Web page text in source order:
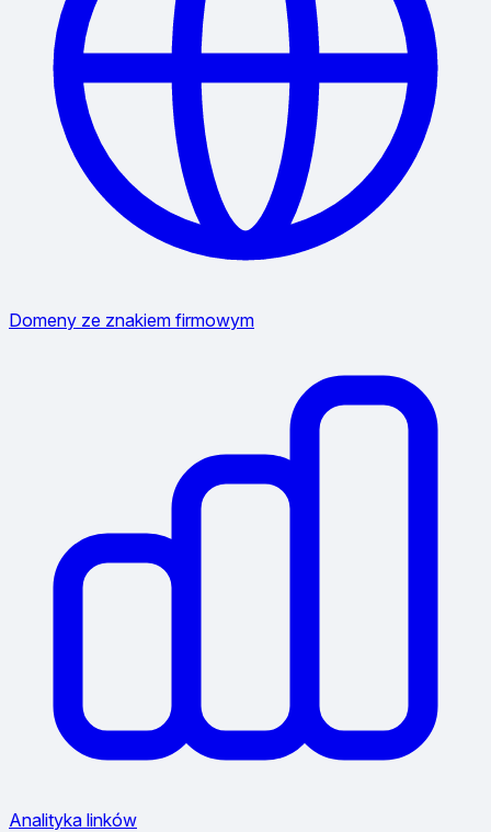
Domeny ze znakiem firmowym
Analityka linków